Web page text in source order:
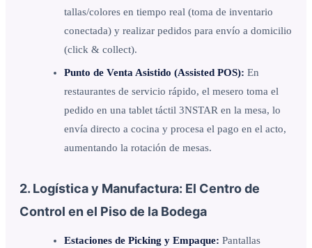
tallas/colores en tiempo real (toma de inventario
conectada) y realizar pedidos para envío a domicilio
(click & collect).
Punto de Venta Asistido (Assisted POS): En
restaurantes de servicio rápido, el mesero toma el
pedido en una tablet táctil 3NSTAR en la mesa, lo
envía directo a cocina y procesa el pago en el acto,
aumentando la rotación de mesas.
2. Logística y Manufactura: El Centro de
Control en el Piso de la Bodega
Estaciones de Picking y Empaque: Pantallas